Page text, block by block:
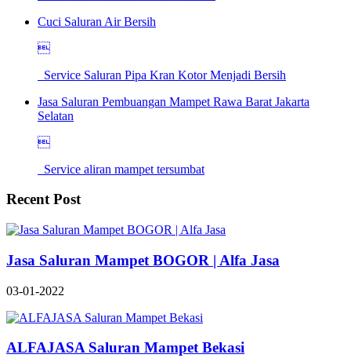
Cuci Saluran Air Bersih

Service Saluran Pipa Kran Kotor Menjadi Bersih
Jasa Saluran Pembuangan Mampet Rawa Barat Jakarta
Selatan

Service aliran mampet tersumbat
Recent Post
Jasa Saluran Mampet BOGOR | Alfa Jasa
03-01-2022
ALFAJASA Saluran Mampet Bekasi